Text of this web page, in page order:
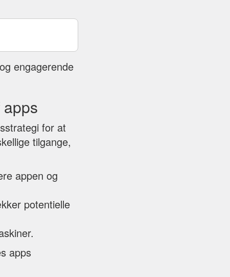
engagerende
for at
tilgange,
appen og
potentielle
apps